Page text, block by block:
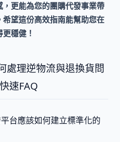
更能為您的團購代發事業帶
望這份高效指南能幫助您在
穩健！
處理逆物流與退換貨問
速FAQ
台應該如何建立標準化的